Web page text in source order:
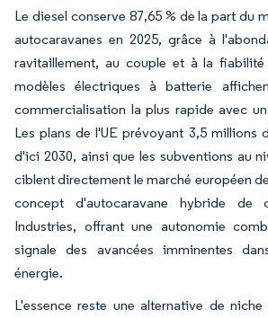
Le diesel conserve 87,65 % de la part du
autocaravanes en 2025, grâce à
ravitaillement, au couple et à la
modèles électriques à batterie
commercialisation la plus rapide avec
Les plans de l'UE prévoyant 3,5 millions
d'ici 2030, ainsi que les subventions au
ciblent directement le marché européen
concept d'autocaravane hybride
Industries, offrant une autonomie
signale des avancées imminentes
énergie.
L'essence reste une alternative de